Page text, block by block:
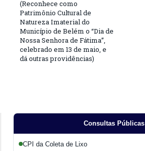
(Reconhece como
Patrimônio Cultural de
Natureza Imaterial do
Município de Belém o “Dia de
Nossa Senhora de Fátima”,
celebrado em 13 de maio, e
dá outras providências)
Consultas Públicas
CPI da Coleta de Lixo